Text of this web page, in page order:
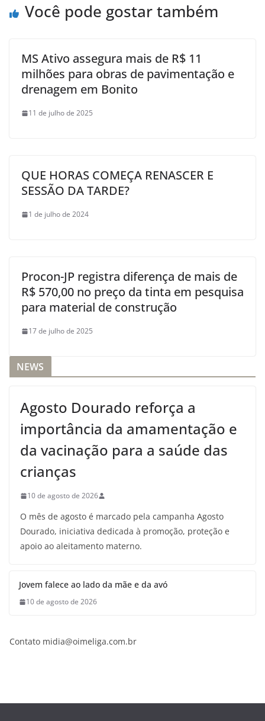
Você pode gostar também
MS Ativo assegura mais de R$ 11
milhões para obras de pavimentação e
drenagem em Bonito
11 de julho de 2025
QUE HORAS COMEÇA RENASCER E
SESSÃO DA TARDE?
1 de julho de 2024
Procon-JP registra diferença de mais de
R$ 570,00 no preço da tinta em pesquisa
para material de construção
17 de julho de 2025
NEWS
Agosto Dourado reforça a
importância da amamentação e
da vacinação para a saúde das
crianças
10 de agosto de 2026
O mês de agosto é marcado pela campanha Agosto
Dourado, iniciativa dedicada à promoção, proteção e
apoio ao aleitamento materno.
Jovem falece ao lado da mãe e da avó
10 de agosto de 2026
Contato midia@oimeliga.com.br